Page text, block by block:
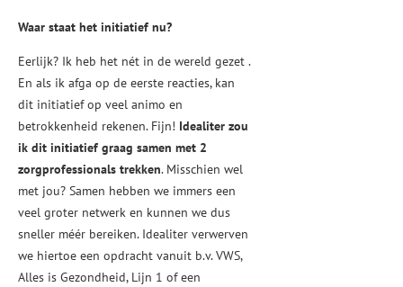
Waar staat het initiatief nu?
Eerlijk? Ik heb het nét in de wereld gezet .
En als ik afga op de eerste reacties, kan
dit initiatief op veel animo en
betrokkenheid rekenen. Fijn! Idealiter zou
ik dit initiatief graag samen met 2
zorgprofessionals trekken. Misschien wel
met jou? Samen hebben we immers een
veel groter netwerk en kunnen we dus
sneller méér bereiken. Idealiter verwerven
we hiertoe een opdracht vanuit b.v. VWS,
Alles is Gezondheid, Lijn 1 of een